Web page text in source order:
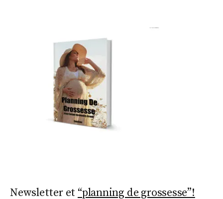
Newsletter et “planning de grossesse”!